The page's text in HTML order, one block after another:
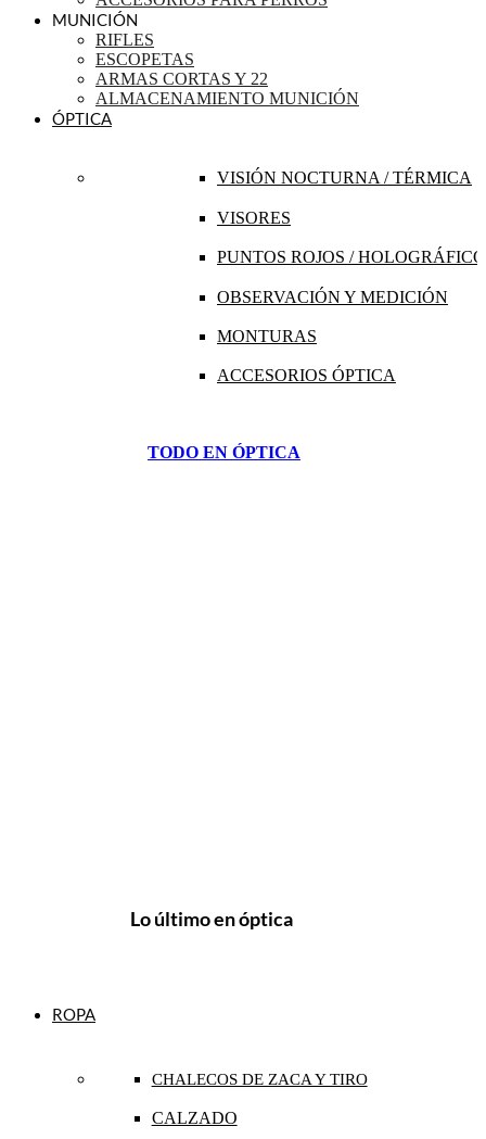
MUNICIÓN
RIFLES
ESCOPETAS
ARMAS CORTAS Y 22
ALMACENAMIENTO MUNICIÓN
ÓPTICA
VISIÓN NOCTURNA / TÉRMICA
VISORES
PUNTOS ROJOS /
OBSERVACIÓN Y MEDICIÓN
MONTURAS
ACCESORIOS ÓPTICA
TODO EN ÓPTICA
Lo último en óptica
ROPA
CHALECOS DE ZACA Y TIRO
CALZADO